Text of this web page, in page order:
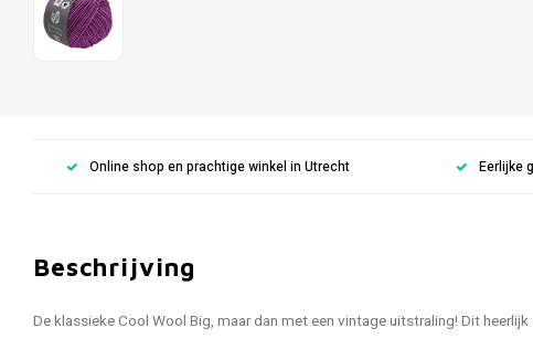
Online shop en prachtige winkel in Utrecht Eerlijke
Beschrijving
De klassieke Cool Wool Big, maar dan met een vintage uitstraling! Dit